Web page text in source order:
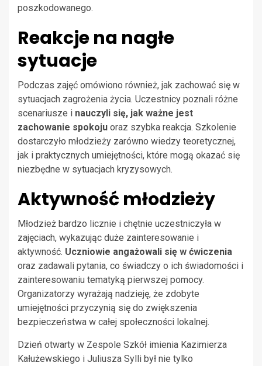
poszkodowanego.
Reakcje na nagłe
sytuacje
Podczas zajęć omówiono również, jak zachować się w
sytuacjach zagrożenia życia. Uczestnicy poznali różne
scenariusze i nauczyli się, jak ważne jest
zachowanie spokoju oraz szybka reakcja. Szkolenie
dostarczyło młodzieży zarówno wiedzy teoretycznej,
jak i praktycznych umiejętności, które mogą okazać się
niezbędne w sytuacjach kryzysowych.
Aktywność młodzieży
Młodzież bardzo licznie i chętnie uczestniczyła w
zajęciach, wykazując duże zainteresowanie i
aktywność. Uczniowie angażowali się w ćwiczenia
oraz zadawali pytania, co świadczy o ich świadomości i
zainteresowaniu tematyką pierwszej pomocy.
Organizatorzy wyrażają nadzieję, że zdobyte
umiejętności przyczynią się do zwiększenia
bezpieczeństwa w całej społeczności lokalnej.
Dzień otwarty w Zespole Szkół imienia Kazimierza
Kałużewskiego i Juliusza Sylli był nie tylko